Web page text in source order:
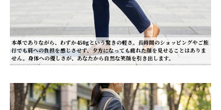
本革でありながら、わずか450gという驚きの軽さ。長時間のショッピングやご旅
行でも肩への負担を感じさせず、夕方になっても疲れた顔を見せることはありま
せん。身体への優しさが、あなたから自然な笑顔を引き出します。